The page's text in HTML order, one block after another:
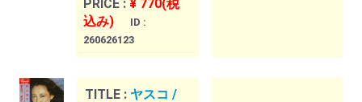
PRICE : ¥ 770(税
込み)
ID :
260626123
TITLE : ヤスコ /